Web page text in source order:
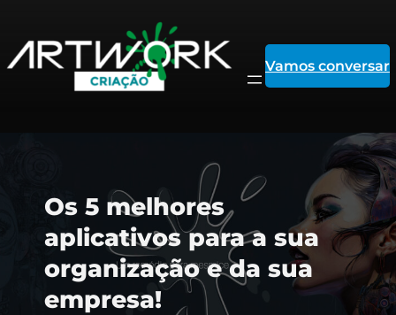
para
Vamos conversar
Os 5 melhores
aplicativos para a sua
organização e da sua
empresa!